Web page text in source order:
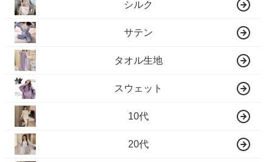
シルク
サテン
タオル生地
スウェット
10代
20代